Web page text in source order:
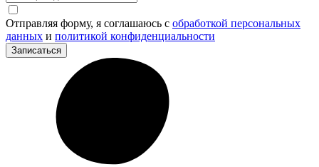
Отправляя форму, я соглашаюсь с обработкой персональных
данных и политикой конфиденциальности
Записаться